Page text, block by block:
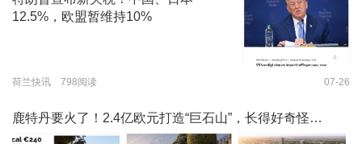
12.5%，欧盟暂维持10%
荷兰快讯 798阅读 07-26
鹿特丹要火了！2.4亿欧元打造“巨石山”，长得好奇怪…